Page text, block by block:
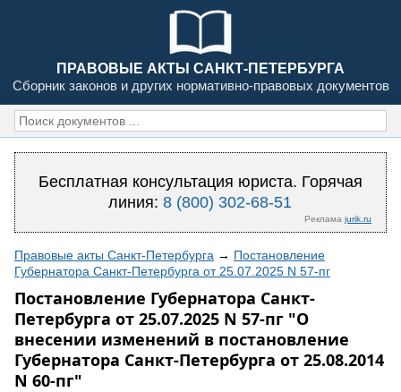
ПРАВОВЫЕ АКТЫ САНКТ-ПЕТЕРБУРГА
Сборник законов и других нормативно-правовых документов
Бесплатная консультация юриста. Горячая
линия:8 (800) 302-68-51
Реклама jurik.ru
Правовые акты Санкт-Петербурга → Постановление
Губернатора Санкт-Петербурга от 25.07.2025 N 57-пг
Постановление Губернатора Санкт-
Петербурга от 25.07.2025 N 57-пг "О
внесении изменений в постановление
Губернатора Санкт-Петербурга от 25.08.2014
N 60-пг"